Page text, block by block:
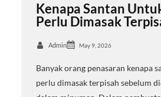
Kenapa Santan
Perlu Dimasak
Admin May 9, 2026
Banyak orang penasaran kenapa
perlu dimasak terpisah sebelum